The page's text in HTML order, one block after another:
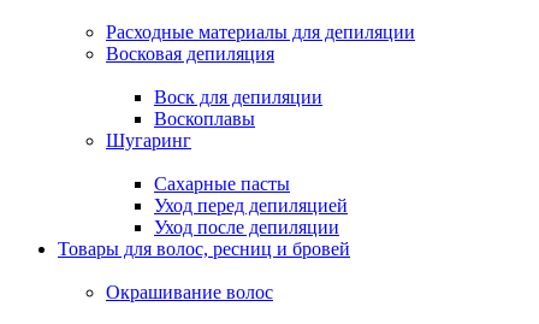
Расходные материалы для депиляции
Восковая депиляция
Воск для депиляции
Воскоплавы
Шугаринг
Сахарные пасты
Уход перед депиляцией
Уход после депиляции
Товары для волос, ресниц и бровей
Окрашивание волос